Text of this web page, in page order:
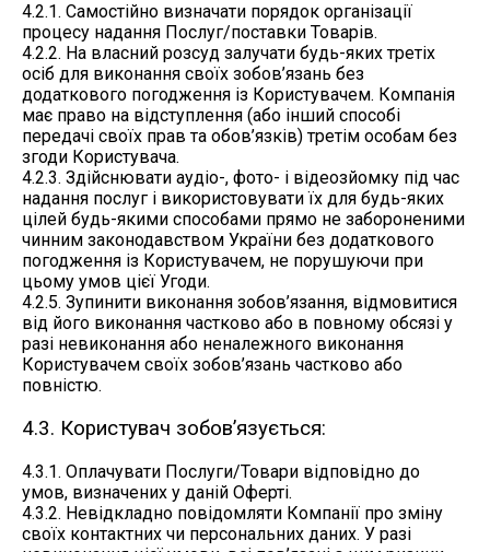
4.2.1. Самостійно визначати порядок організації
процесу надання Послуг/поставки Товарів.
4.2.2. На власний розсуд залучати будь-яких третіх
осіб для виконання своїх зобов’язань без
додаткового погодження із Користувачем. Компанія
має право на відступлення (або інший способі
передачі своїх прав та обов’язків) третім особам без
згоди Користувача.
4.2.3. Здійснювати аудіо-, фото- і відеозйомку під час
надання послуг і використовувати їх для будь-яких
цілей будь-якими способами прямо не забороненими
чинним законодавством України без додаткового
погодження із Користувачем, не порушуючи при
цьому умов цієї Угоди.
4.2.5. Зупинити виконання зобов’язання, відмовитися
від його виконання частково або в повному обсязі у
разі невиконання або неналежного виконання
Користувачем своїх зобов’язань частково або
повністю.
4.3. Користувач зобов’язується:
4.3.1. Оплачувати Послуги/Товари відповідно до
умов, визначених у даній Оферті.
4.3.2. Невідкладно повідомляти Компанії про зміну
своїх контактних чи персональних даних. У разі